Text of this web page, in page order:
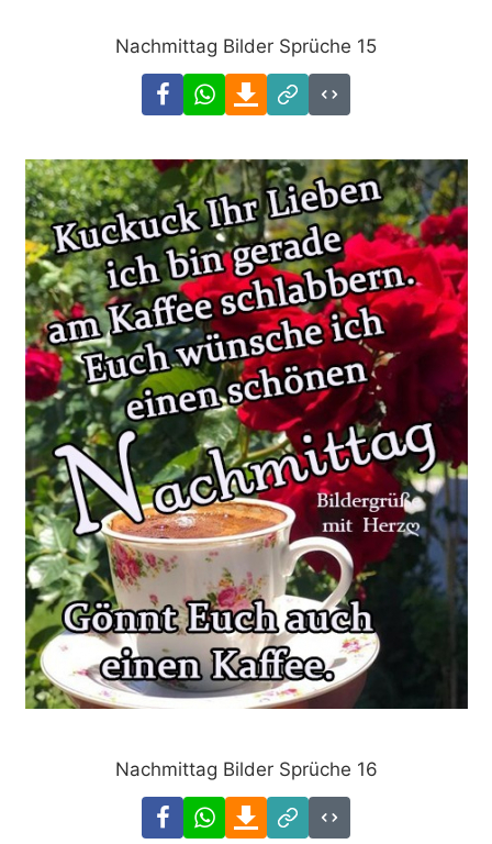
Nachmittag Bilder Sprüche 15
FacebookWhatsAppDownload
Link
Code
Nachmittag Bilder Sprüche 16
FacebookWhatsAppDownload
Link
Code